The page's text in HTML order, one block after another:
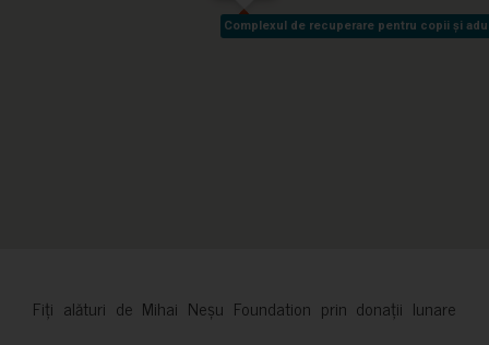
Complexul de recuperare pentru copii și
Complexul de recuperare pentru copii și
Fiți alături de Mihai Neșu Foundation prin donații lunare